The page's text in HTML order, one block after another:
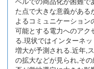
た点で大きな意義があ
よるコミュニケーショ
可能とする電力へのアク
る.現状ではインターネ
増大が予測される.近年,
の拡大などが見られ,そ